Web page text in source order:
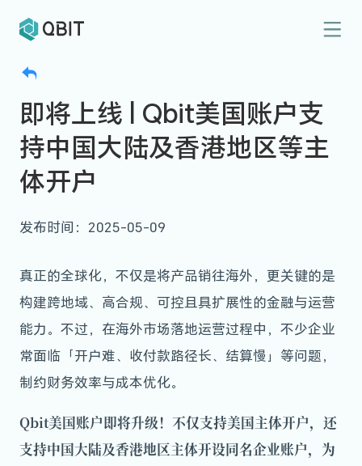
即将上线 | Qbit美国账户支
持中国大陆及香港地区等主
体开户
发布时间：2025-05-09
真正的全球化，不仅是将产品销往海外，更关键的是
构建跨地域、高合规、可控且具扩展性的金融与运营
能力。 不过，在海外市场落地运营过程中，不少企业
常面临「开户难、收付款路径长、结算慢」等问题，
制约财务效率与成本优化。
Qbit美国账户即将升级！不仅支持美国主体开户，还
支持中国大陆及香港地区主体开设同名企业账户，为